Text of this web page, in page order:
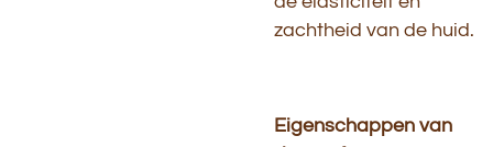
zachtheid van de huid.
Eigenschappen van